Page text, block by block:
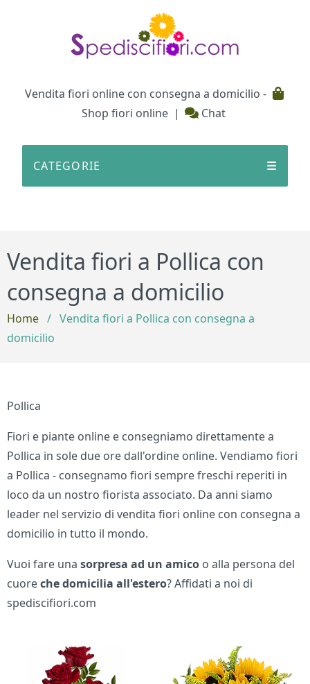
Vendita fiori online con consegna a domicilio -
Shop fiori online | Chat
CATEGORIE ☰
Vendita fiori a Pollica con
consegna a domicilio
Home / Vendita fiori a Pollica con consegna a
domicilio
Pollica
Fiori e piante online e consegniamo direttamente a
Pollica in sole due ore dall'ordine online. Vendiamo fiori
a Pollica - consegnamo fiori sempre freschi reperiti in
loco da un nostro fiorista associato. Da anni siamo
leader nel servizio di vendita fiori online con consegna a
domicilio in tutto il mondo.
Vuoi fare unasorpresa ad un amico o alla persona del
cuoreche domicilia all'estero? Affidati a noi di
spediscifiori.com
Bouquet di fiori